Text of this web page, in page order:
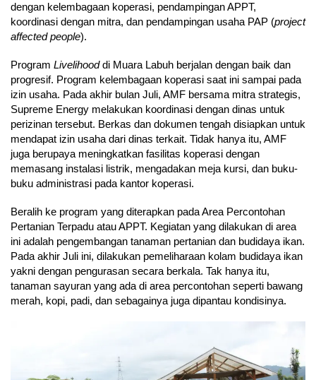
dengan kelembagaan koperasi, pendampingan APPT,
koordinasi dengan mitra, dan pendampingan usaha PAP (project
affected people).
Program Livelihooddi Muara Labuh berjalan dengan baik dan
progresif. Program kelembagaan koperasi saat ini sampai pada
izin usaha. Pada akhir bulan Juli, AMF bersama mitra strategis,
Supreme Energy melakukan koordinasi dengan dinas untuk
perizinan tersebut. Berkas dan dokumen tengah disiapkan untuk
mendapat izin usaha dari dinas terkait. Tidak hanya itu, AMF
juga berupaya meningkatkan fasilitas koperasi dengan
memasang instalasi listrik, mengadakan meja kursi, dan buku-
buku administrasi pada kantor koperasi.
Beralih ke program yang diterapkan pada Area Percontohan
Pertanian Terpadu atau APPT. Kegiatan yang dilakukan di area
ini adalah pengembangan tanaman pertanian dan budidaya ikan.
Pada akhir Juli ini, dilakukan pemeliharaan kolam budidaya ikan
yakni dengan pengurasan secara berkala. Tak hanya itu,
tanaman sayuran yang ada di area percontohan seperti bawang
merah, kopi, padi, dan sebagainya juga dipantau kondisinya.